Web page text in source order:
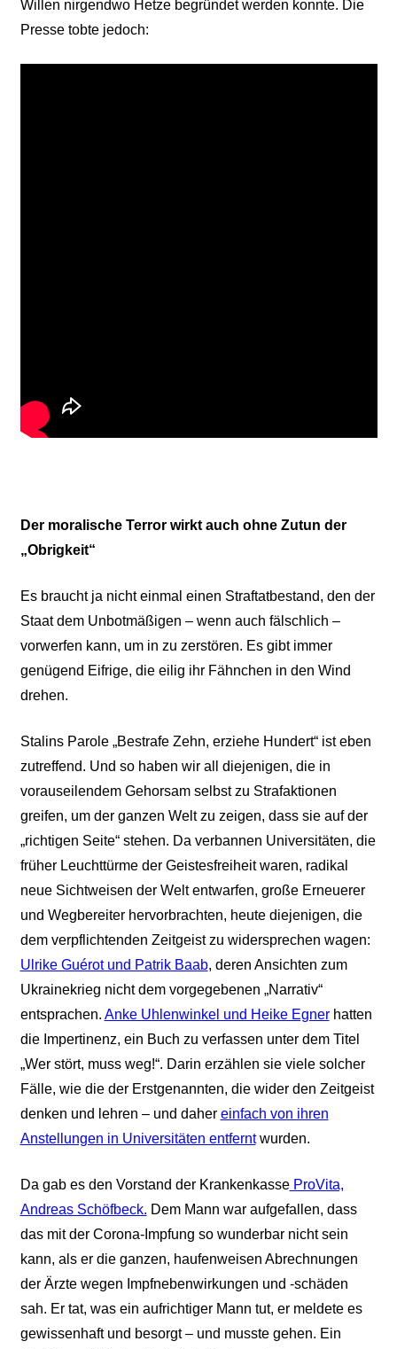
Willen nirgendwo Hetze begründet werden konnte. Die
Presse tobte jedoch:
Der moralische Terror wirkt auch ohne Zutun der
„Obrigkeit“
Es braucht ja nicht einmal einen Straftatbestand, den der
Staat dem Unbotmäßigen – wenn auch fälschlich –
vorwerfen kann, um in zu zerstören. Es gibt immer
genügend Eifrige, die eilig ihr Fähnchen in den Wind
drehen.
Stalins Parole „Bestrafe Zehn, erziehe Hundert“ ist eben
zutreffend. Und so haben wir all diejenigen, die in
vorauseilendem Gehorsam selbst zu Strafaktionen
greifen, um der ganzen Welt zu zeigen, dass sie auf der
„richtigen Seite“ stehen. Da verbannen Universitäten, die
früher Leuchttürme der Geistesfreiheit waren, radikal
neue Sichtweisen der Welt entwarfen, große Erneuerer
und Wegbereiter hervorbrachten, heute diejenigen, die
dem verpflichtenden Zeitgeist zu widersprechen wagen:
Ulrike Guérot und Patrik Baab, deren Ansichten zum
Ukrainekrieg nicht dem vorgegebenen „Narrativ“
entsprachen. Anke Uhlenwinkel und Heike Egnerhatten
die Impertinenz, ein Buch zu verfassen unter dem Titel
„Wer stört, muss weg!“. Darin erzählen sie viele solcher
Fälle, wie die der Erstgenannten, die wider den Zeitgeist
denken und lehren – und daher einfach von ihren
Anstellungen in Universitäten entferntwurden.
Da gab es den Vorstand der KrankenkasseProVita,
Andreas Schöfbeck. Dem Mann war aufgefallen, dass
das mit der Corona-Impfung so wunderbar nicht sein
kann, als er die ganzen, haufenweisen Abrechnungen
der Ärzte wegen Impfnebenwirkungen und -schäden
sah. Er tat, was ein aufrichtiger Mann tut, er meldete es
gewissenhaft und besorgt – und musste gehen. Ein